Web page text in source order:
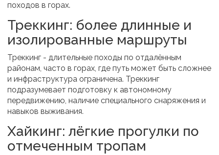
походов в горах.
Треккинг: более длинные и
изолированные маршруты
Треккинг - длительные походы по отдалённым
районам, часто в горах, где путь может быть сложнее
и инфраструктура ограничена. Треккинг
подразумевает подготовку к автономному
передвижению, наличие специального снаряжения и
навыков выживания.
Хайкинг: лёгкие прогулки по
отмеченным тропам